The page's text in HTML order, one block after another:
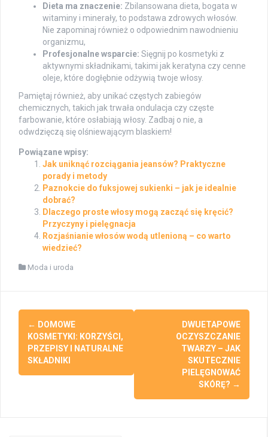
Dieta ma znaczenie: Zbilansowana dieta, bogata w
witaminy i minerały, to podstawa zdrowych włosów.
Nie zapominaj również o odpowiednim nawodnieniu
organizmu,
Profesjonalne wsparcie: Sięgnij po kosmetyki z
aktywnymi składnikami, takimi jak keratyna czy cenne
oleje, które dogłębnie odżywią twoje włosy.
Pamiętaj również, aby unikać częstych zabiegów
chemicznych, takich jak trwała ondulacja czy częste
farbowanie, które osłabiają włosy. Zadbaj o nie, a
odwdzięczą się olśniewającym blaskiem!
Powiązane wpisy:
Jak uniknąć rozciągania jeansów? Praktyczne
porady i metody
Paznokcie do fuksjowej sukienki – jak je idealnie
dobrać?
Dlaczego proste włosy mogą zacząć się kręcić?
Przyczyny i pielęgnacja
Rozjaśnianie włosów wodą utlenioną – co warto
wiedzieć?
Moda i uroda
Post
navigation
← DOMOWE
KOSMETYKI: KORZYŚCI,
PRZEPISY I NATURALNE
SKŁADNIKI
DWUETAPOWE
OCZYSZCZANIE
TWARZY – JAK
SKUTECZNIE
PIELĘGNOWAĆ
SKÓRĘ? →